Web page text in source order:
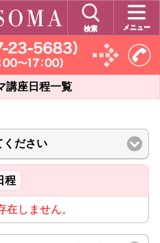
検索 メニュー
講座日程一覧
ださい
程
しません。